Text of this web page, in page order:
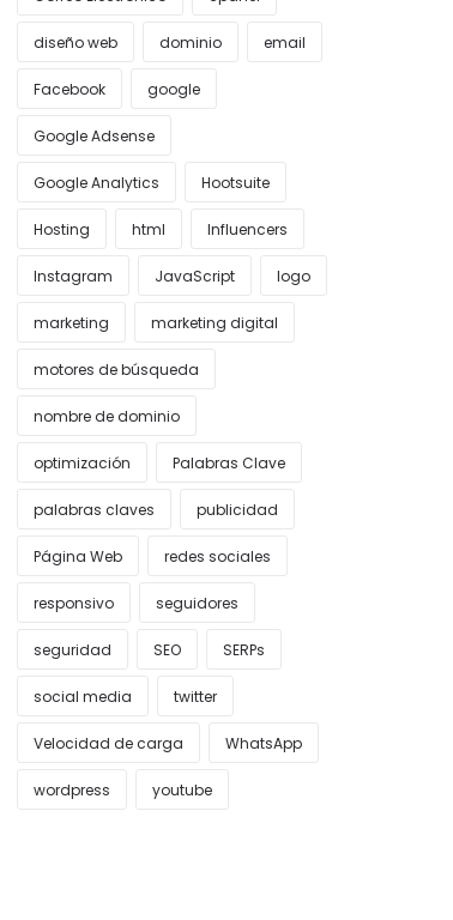
diseño web dominio email
Facebook google
Google Adsense
Google Analytics Hootsuite
Hosting html Influencers
Instagram JavaScript logo
marketing marketing digital
motores de búsqueda
nombre de dominio
optimización Palabras Clave
palabras claves publicidad
Página Web redes sociales
responsivo seguidores
seguridad SEO SERPs
social media twitter
Velocidad de carga WhatsApp
wordpress youtube